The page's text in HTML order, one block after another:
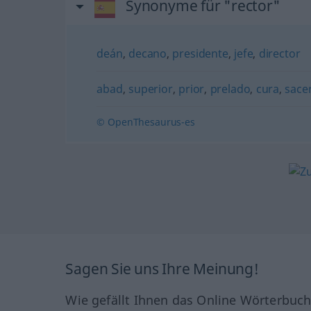
Synonyme für "rector"
deán, decano, presidente, jefe, director
abad, superior, prior, prelado, cura,
© OpenThesaurus-es
Sagen Sie uns Ihre Meinung!
Wie gefällt Ihnen das Online